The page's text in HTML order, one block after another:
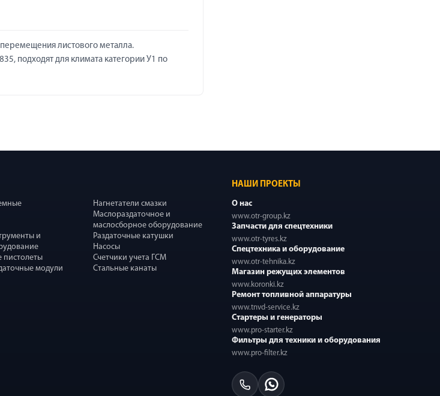
листового металла.
подходят для климата категории У1 по
и
пистолеты
модули
Нагнетатели смазки
Маслораздаточное и
маслосборное оборудование
Раздаточные катушки
Насосы
Счетчики учета ГСМ
Стальные канаты
НАШИ ПРОЕКТЫ
О нас
www.otr-group.kz
Запчасти для спецтехники
www.otr-tyres.kz
Спецтехника и оборудование
www.otr-tehnika.kz
Магазин режущих элементов
www.koronki.kz
Ремонт топливной аппаратуры
www.tnvd-service.kz
Стартеры и генераторы
www.pro-starter.kz
Фильтры для техники и оборудования
www.pro-filter.kz